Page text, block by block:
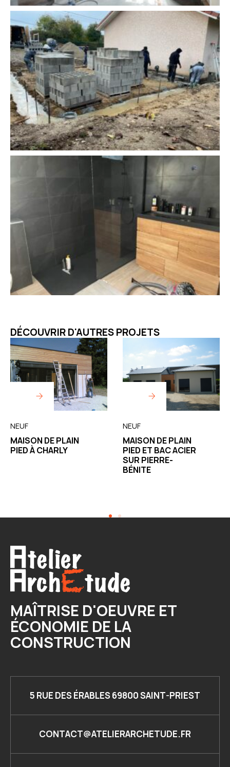
DÉCOUVRIR D'AUTRES PROJETS
NEUF
MAISON DE PLAIN
PIED À CHARLY
NEUF
MAISON DE PLAIN
PIED ET BAC ACIER
SUR PIERRE-
BÉNITE
MAÎTRISE D'OEUVRE ET
ÉCONOMIE DE LA
CONSTRUCTION
5 RUE DES ÉRABLES 69800 SAINT-PRIEST
CONTACT@ATELIERARCHETUDE.FR